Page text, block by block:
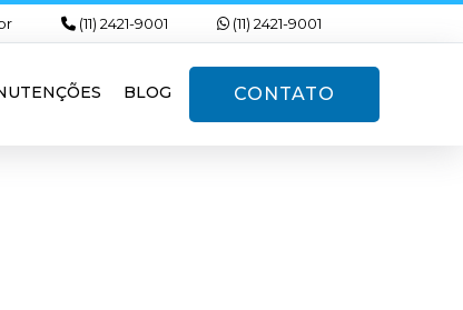
(11) 2421-9001 (11) 2421-9001
BLOG CONTATO